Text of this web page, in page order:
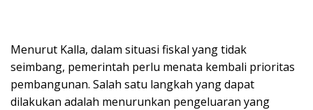
Menurut Kalla, dalam situasi fiskal yang tidak
seimbang, pemerintah perlu menata kembali prioritas
pembangunan. Salah satu langkah yang dapat
dilakukan adalah menurunkan pengeluaran yang